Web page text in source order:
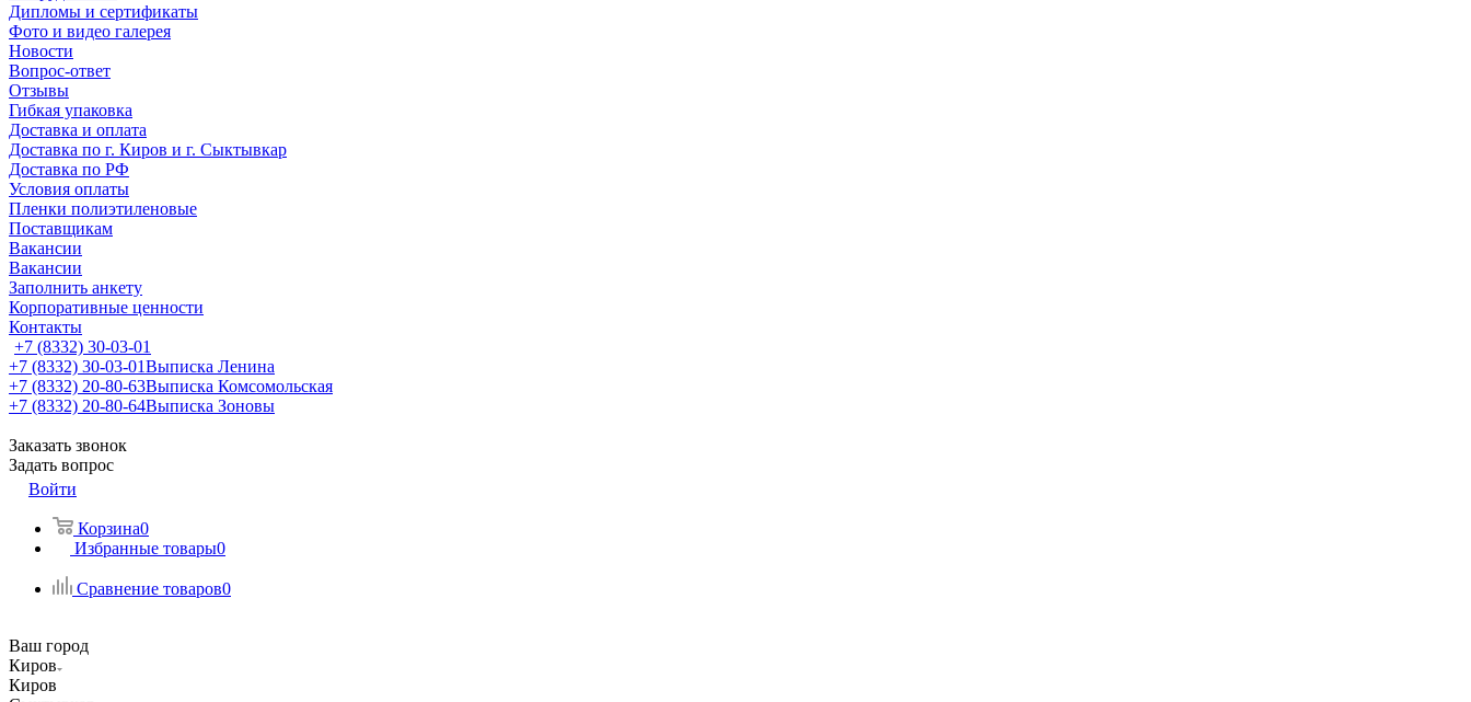
Дипломы и сертификаты
Фото и видео галерея
Новости
Вопрос-ответ
Отзывы
Гибкая упаковка
Доставка и оплата
Доставка по г. Киров и г. Сыктывкар
Доставка по РФ
Условия оплаты
Пленки полиэтиленовые
Поставщикам
Вакансии
Вакансии
Заполнить анкету
Корпоративные ценности
Контакты
+7 (8332) 30-03-01
+7 (8332) 30-03-01Выписка Ленина
+7 (8332) 20-80-63Выписка Комсомольская
+7 (8332) 20-80-64Выписка Зоновы
Заказать звонок
Задать вопрос
Войти
Корзина0
Избранные товары0
Сравнение товаров0
Ваш город
Киров
Киров